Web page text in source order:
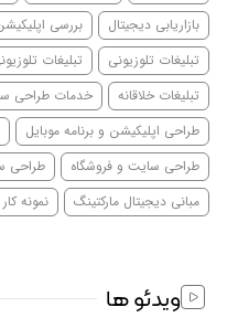
بازاریابی دیجیتال بررسی
تبلیغات تلوزیونی
تبلیغات
تبلیغات خلاقانه
خدمات طراحی
طراحی اپلیکیشن و برنامه موبایل
طراحی سایت و فروشگاه
طراحی
مبانی دیجیتال مارکتینگ
نمونه
ویدئو ها